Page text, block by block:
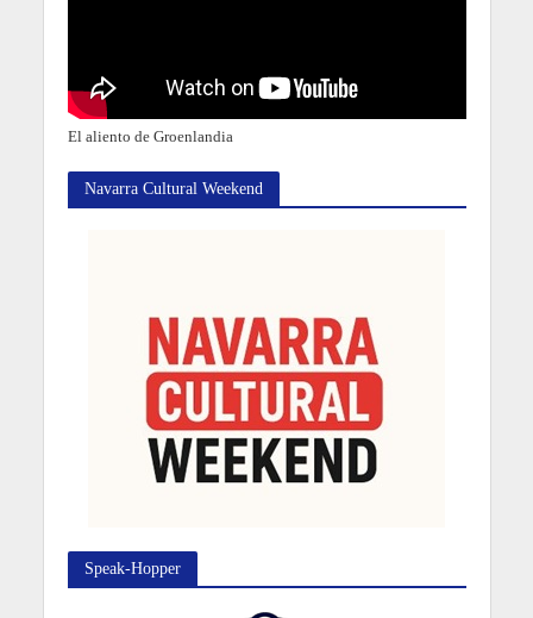
El aliento de Groenlandia
Navarra Cultural Weekend
Speak-Hopper